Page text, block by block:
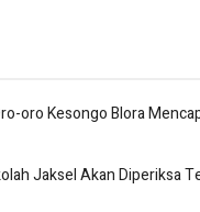
oro Kesongo Blora
Jaksel Akan Diperiksa